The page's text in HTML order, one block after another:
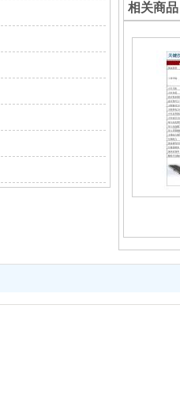
相关商品